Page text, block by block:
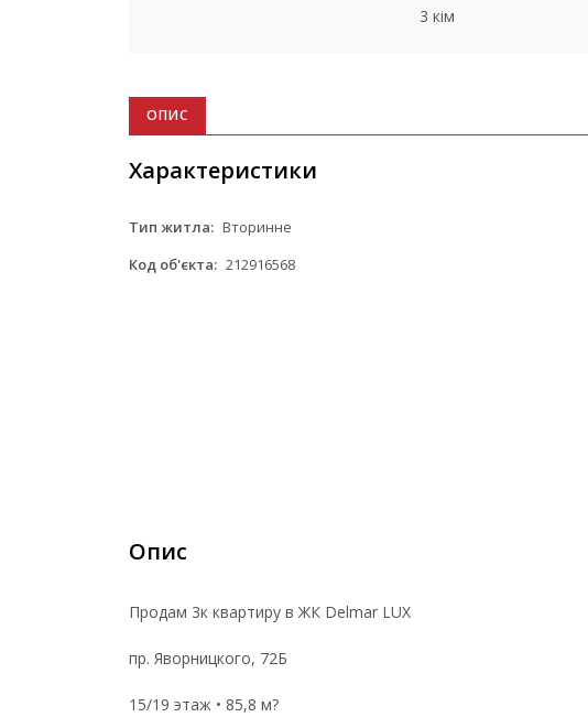
3 кім
ОПИС
Характеристики
Тип житла: Вторинне
Код об'єкта: 212916568
Опис
Продам 3к квартиру в ЖК Delmar LUX
пр. Яворницкого, 72Б
15/19 этаж • 85,8 м?